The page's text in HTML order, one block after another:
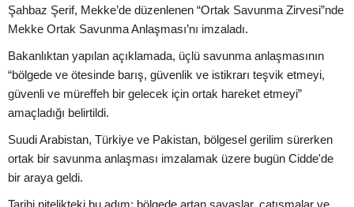
Şahbaz Şerif, Mekke’de düzenlenen “Ortak Savunma Zirvesi”nde
Mekke Ortak Savunma Anlaşması’nı imzaladı.
Bakanlıktan yapılan açıklamada, üçlü savunma anlaşmasının
“bölgede ve ötesinde barış, güvenlik ve istikrarı teşvik etmeyi,
güvenli ve müreffeh bir gelecek için ortak hareket etmeyi”
amaçladığı belirtildi.
Suudi Arabistan, Türkiye ve Pakistan, bölgesel gerilim sürerken
ortak bir savunma anlaşması imzalamak üzere bugün Cidde'de
bir araya geldi.
Tarihi nitelikteki bu adım; bölgede artan savaşlar, çatışmalar ve